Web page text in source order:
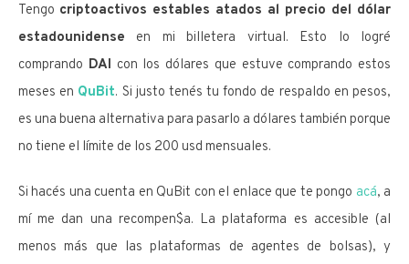
Tengo criptoactivos estables atados al precio del dólar
estadounidense en mi billetera virtual. Esto lo logré
comprando DAI con los dólares que estuve comprando estos
meses en QuBit. Si justo tenés tu fondo de respaldo en pesos,
es una buena alternativa para pasarlo a dólares también porque
no tiene el límite de los 200 usd mensuales.
Si hacés una cuenta en QuBit con el enlace que te pongo acá, a
mí me dan una recompen$a. La plataforma es accesible (al
menos más que las plataformas de agentes de bolsas), y